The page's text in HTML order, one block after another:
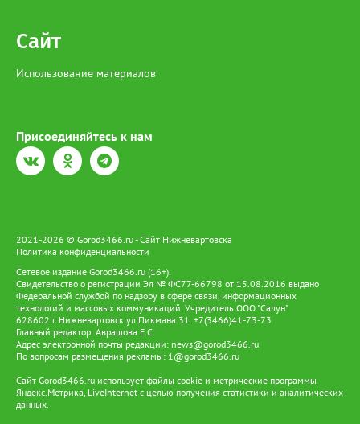
Сайт
Использование материалов
Присоединяйтесь к нам
2021-2026 © Gorod3466.ru - Сайт Нижневартовска
Политика конфиденциальности
Сетевое издание Gorod3466.ru (16+).
Свидетельство о регистрации Эл № ФС77-66798 от 15.08.2016 выдано
Федеральной службой по надзору в сфере связи, информационных
технологий и массовых коммуникаций. Учредитель ООО "Салун"
628602 г. Нижневартовск ул.Пикмана 31. +7(3466)41-73-73
Главный редактор: Аврашова Е.С.
Адрес электронной почты редакции: news@gorod3466.ru
По вопросам размещения рекламы: 1@gorod3466.ru
Сайт Gorod3466.ru использует файлы cookie и метрические программы
Яндекс.Метрика, LiveInternet с целью получения статистики и аналитических
данных.